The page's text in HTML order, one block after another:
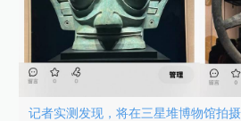
记者实测发现，将在三星堆博物馆拍